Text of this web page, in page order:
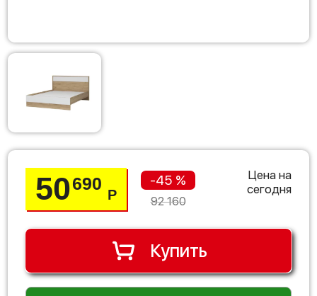
50690
Р
-45 %
92 160
Цена на
сегодня
Купить